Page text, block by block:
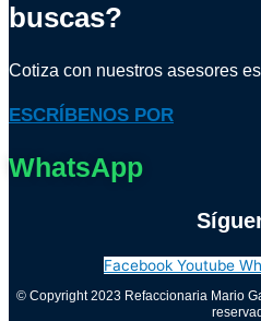
buscas?
Cotiza con nuestros asesores
ESCRÍBENOS POR
WhatsApp
Facebook Youtube
© Copyright 2023 Refaccionaria Mario